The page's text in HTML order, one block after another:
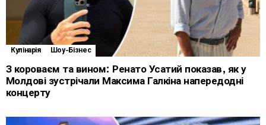
Кулінарія Шоу-Бізнес
З короваєм та вином: Ренато Усатий показав, як у
Молдові зустрічали Максима Галкіна напередодні
концерту